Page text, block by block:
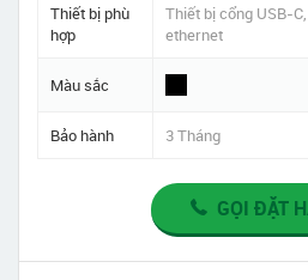
Thiết bị phù
hợp
Thiết bị cổng USB-
ethernet
Màu sắc
Bảo hành 3 Tháng
GỌI ĐẶT